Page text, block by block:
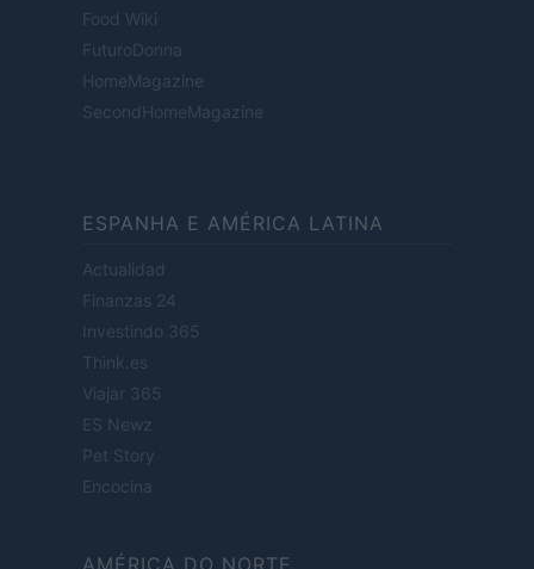
Food Wiki
FuturoDonna
HomeMagazine
SecondHomeMagazine
ESPANHA E AMÉRICA LATINA
Actualidad
Finanzas 24
Investindo 365
Think.es
Viajar 365
ES Newz
Pet Story
Encocina